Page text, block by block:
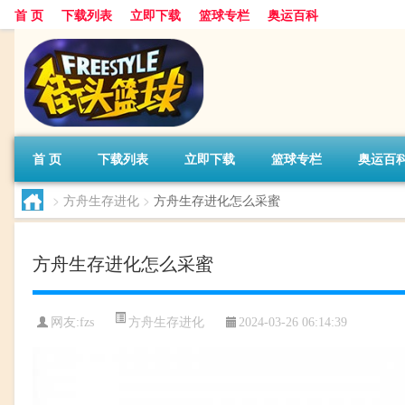
首 页 下载列表 立即下载 篮球专栏 奥运百科
首 页 下载列表 立即下载 篮球专栏 奥运百
> 方舟生存进化 > 方舟生存进化怎么采蜜
方舟生存进化怎么采蜜
网友:fzs 方舟生存进化 2024-03-26 06:14:39